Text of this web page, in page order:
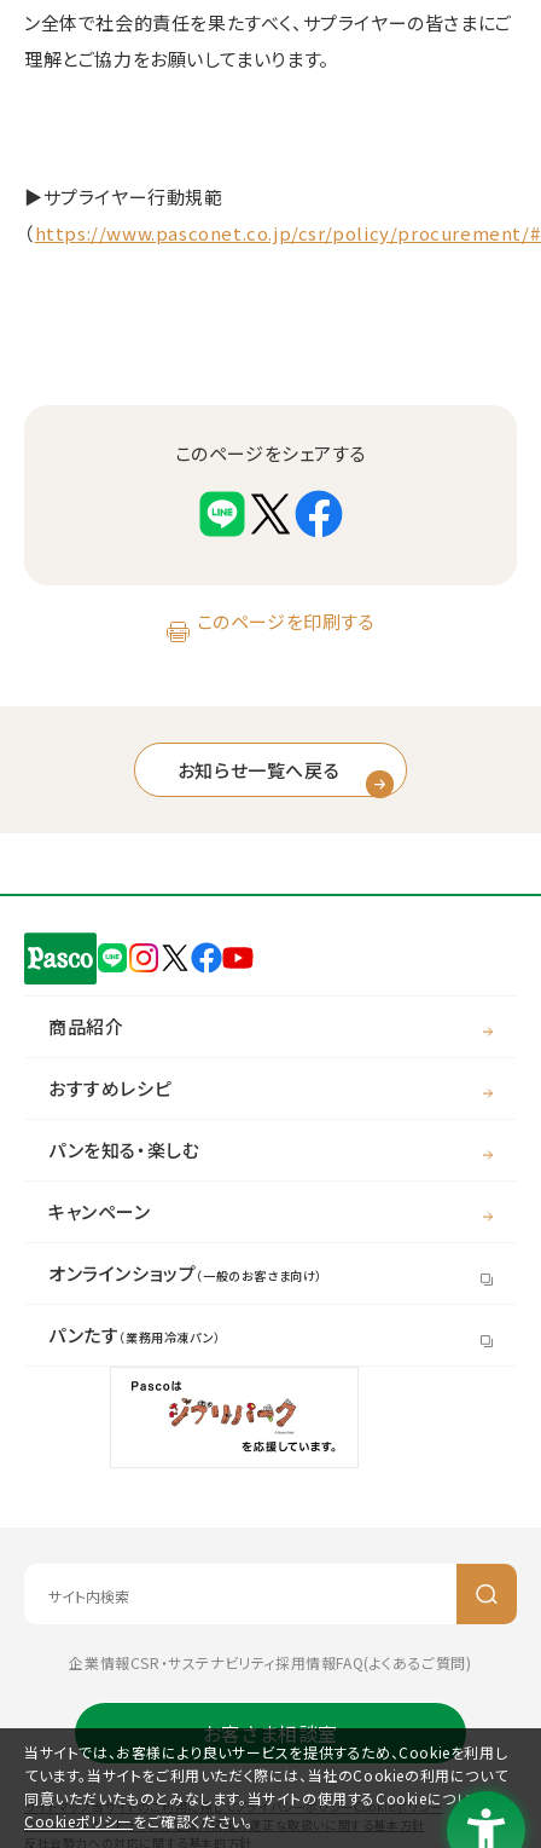
ン全体で社会的責任を果たすべく、サプライヤーの皆さまにご
理解とご協力をお願いしてまいります。
▶サプライヤー行動規範
（https://www.pasconet.co.jp/csr/policy/procurement/
このページをシェアする
このページを印刷する
お知らせ一覧へ戻る
商品紹介
おすすめレシピ
パンを知る・楽しむ
キャンペーン
オンラインショップ（一般のお客さま向け）
パンたす （業務用冷凍パン）
企業情報CSR・サステナビリティ採用情報FAQ(よくあるご質問)
お客さま相談室
サイトマップ当サイトのご利用に際してプライバシーポリシーCookieポリシー
コミュニティガイドライン特定個人情報の適正な取扱いに関する基本方針
反社会勢力への対応に関する基本的方針
当サイトでは、お客様により良いサービスを提供するため、Cookieを利用し
ています。当サイトをご利用いただく際には、当社のCookieの利用について
同意いただいたものとみなします。当サイトの使用するCookieについては、
Cookieポリシーをご確認ください。